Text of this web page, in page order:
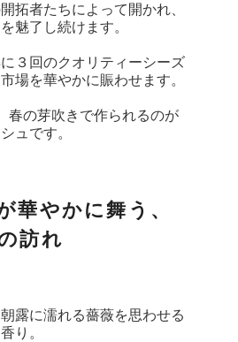
拓者たちによって開かれ、
魅了し続けます。
３回のクオリティーシーズ
場を華やかに賑わせます。
春の芽吹きで作られるのが
ュです。
華やかに舞う、
訪れ
露に濡れる薔薇を思わせる
り。